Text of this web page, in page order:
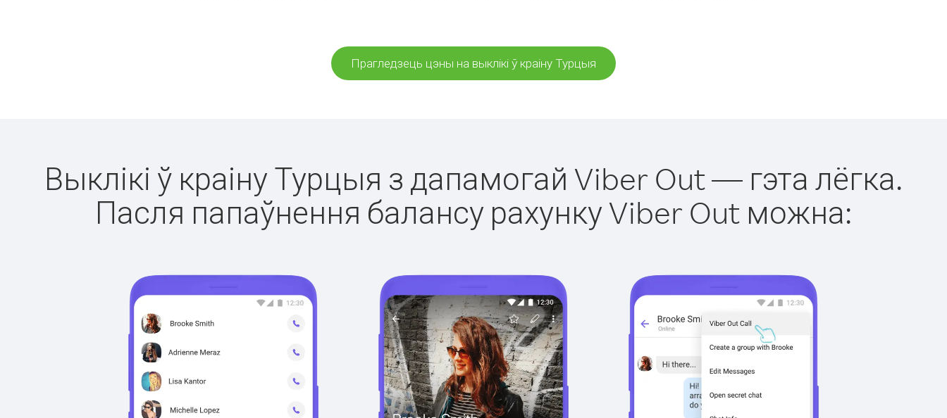
Прагледзець цэны на выклікі ў краіну Турцыя
Выклікі ў краіну Турцыя з дапамогай Viber Out — гэта лёгка.
Пасля папаўнення балансу рахунку Viber Out можна: